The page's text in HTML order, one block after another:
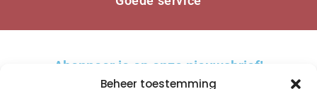
Beheer toestemming
Abonneer je op onze nieuwsbrief!